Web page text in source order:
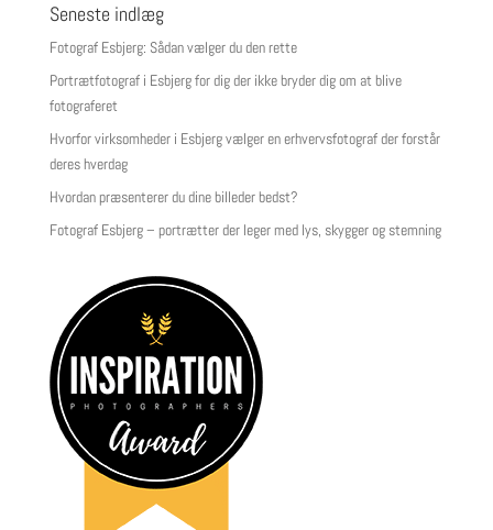
Seneste indlæg
Fotograf Esbjerg: Sådan vælger du den rette
Portrætfotograf i Esbjerg for dig der ikke bryder dig om at blive
fotograferet
Hvorfor virksomheder i Esbjerg vælger en erhvervsfotograf der forstår
deres hverdag
Hvordan præsenterer du dine billeder bedst?
Fotograf Esbjerg – portrætter der leger med lys, skygger og stemning